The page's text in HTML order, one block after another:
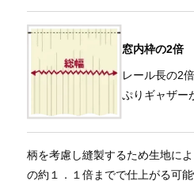
窓内枠の2倍
レール長の2
ぷりギャザー
柄を考慮し縫製するため生地に
の約１．１倍までで仕上がる可能